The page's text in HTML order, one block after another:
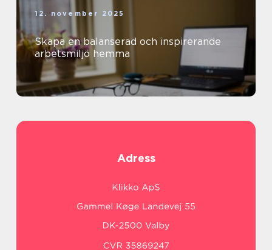
12. november 2025
Skapa en balanserad och inspirerande
arbetsmiljö hemma
Adress